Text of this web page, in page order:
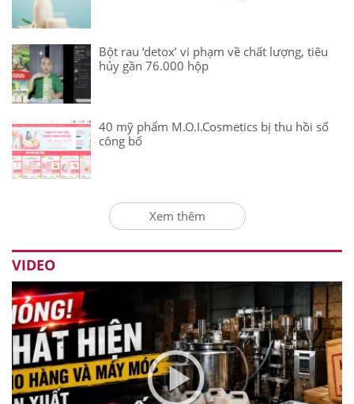
Bột rau ‘detox’ vi phạm về chất lượng, tiêu
hủy gần 76.000 hộp
40 mỹ phẩm M.O.I.Cosmetics bị thu hồi số
công bố
Xem thêm
VIDEO